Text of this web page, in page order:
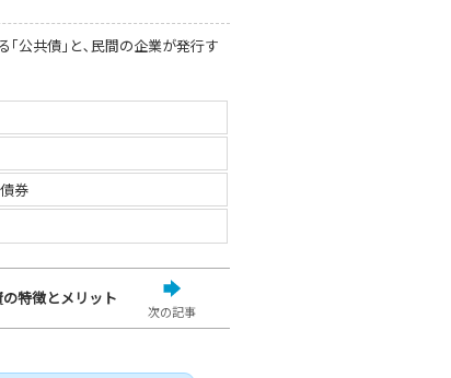
｢公共債｣と､民間の企業が発行す
券
次の記事
特徴とメリット